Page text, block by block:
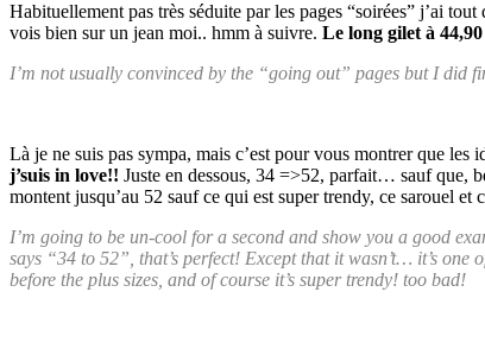
Habituellement pas très séduite par les pages “soirées” j’ai tout
vois bien sur un jean moi.. hmm à suivre. Le long gilet à
I’m not usually convinced by the “going out” pages but I
Là je ne suis pas sympa, mais c’est pour vous montrer que les
j’suis in love!! Juste en dessous, 34 =>52, parfait… sauf que,
montent jusqu’au 52 sauf ce qui est super trendy, ce sarouel
I’m going to be un-cool for a second and show you a good
says “34 to 52”, that’s perfect! Except that it wasn’t… it’s
before the plus sizes, and of course it’s super trendy! too bad!